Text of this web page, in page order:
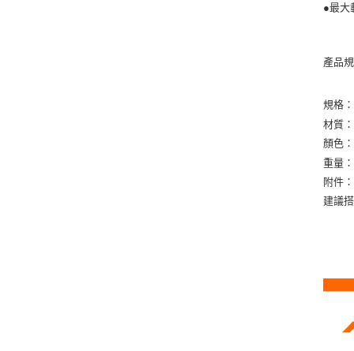
●最大
產品
規格
材質：
顏色
重量：
附件
建議搭